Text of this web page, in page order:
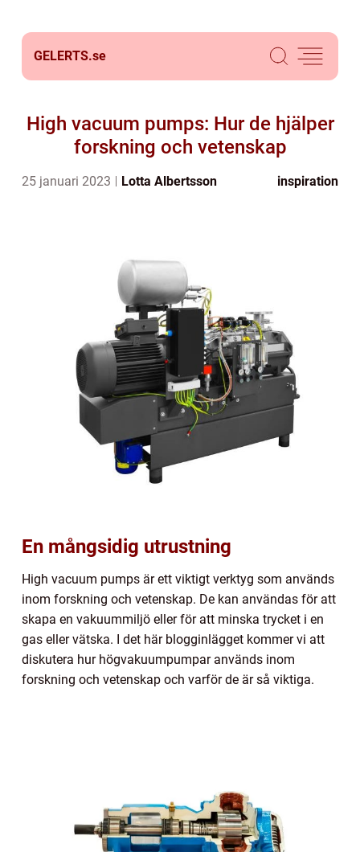
GELERTS.se
High vacuum pumps: Hur de hjälper
forskning och vetenskap
25 januari 2023 Lotta Albertsson inspiration
En mångsidig utrustning
High vacuum pumps är ett viktigt verktyg som används
inom forskning och vetenskap. De kan användas för att
skapa en vakuummiljö eller för att minska trycket i en
gas eller vätska. I det här blogginlägget kommer vi att
diskutera hur högvakuumpumpar används inom
forskning och vetenskap och varför de är så viktiga.